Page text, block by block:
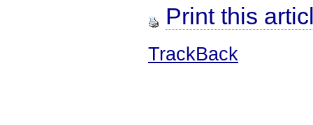
Print this
TrackBack